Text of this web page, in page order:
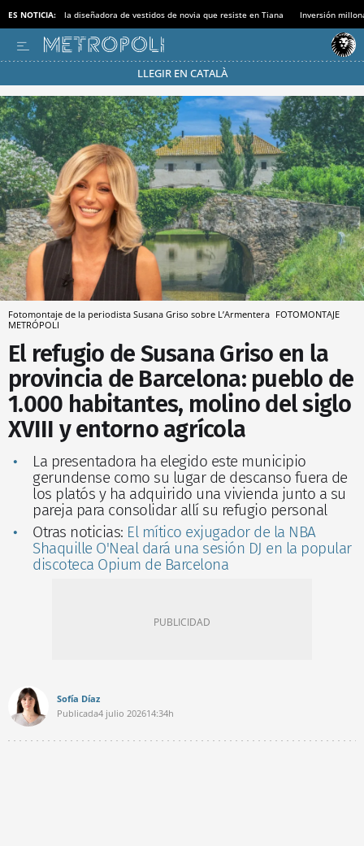
ES NOTICIA: la diseñadora de vestidos de novia que resiste en Tiana Inversión
LLEGIR EN CATALÀ
Pásate al MODO AHORRO
Fotomontaje de la periodista Susana Griso sobre L’Armentera FOTOMONTAJE
METRÓPOLI
El refugio de Susana Griso en la
provincia de Barcelona: pueblo de
1.000 habitantes, molino del siglo
XVIII y entorno agrícola
La presentadora ha elegido este municipio
gerundense como su lugar de descanso fuera de
los platós y ha adquirido una vivienda junto a su
pareja para consolidar allí su refugio personal
Otras noticias: El mítico exjugador de la NBA
Shaquille O'Neal dará una sesión DJ en la popular
discoteca Opium de Barcelona
Sofía Díaz
Publicada4 julio 202614:34h